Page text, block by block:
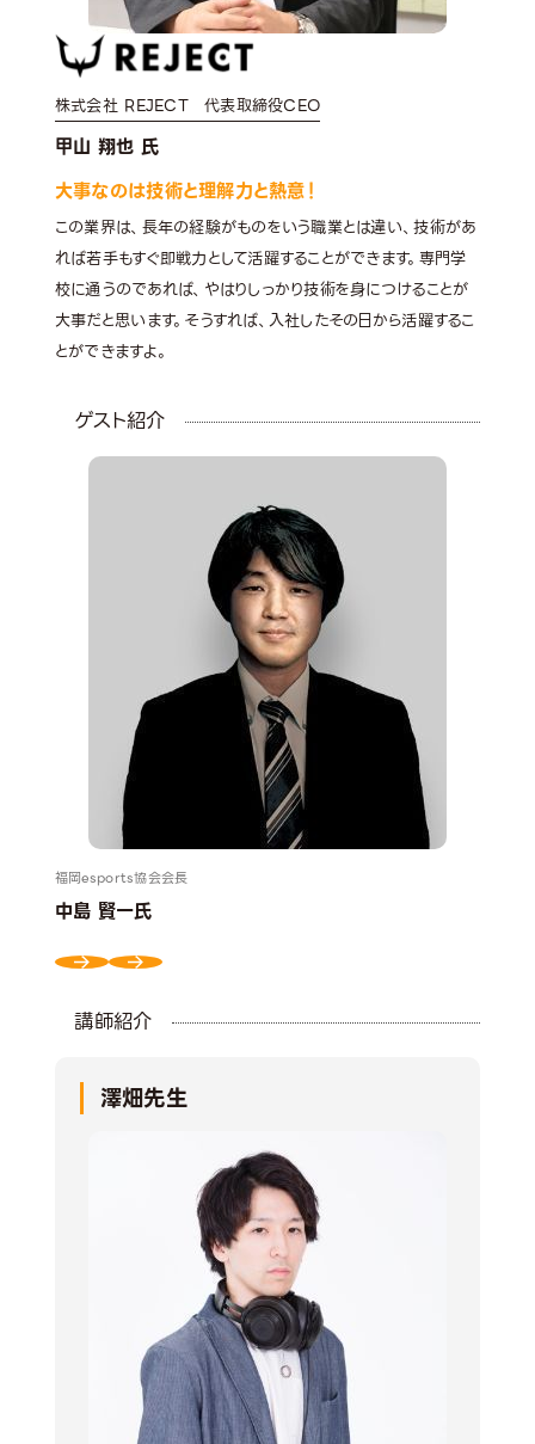
株式会社 REJECT 代表取締役CEO
甲山 翔也 氏
大事なのは技術と理解力と熱意！
この業界は、長年の経験がものをいう職業とは違い、技術があ
れば若手もすぐ即戦力として活躍することができます。専門学
校に通うのであれば、やはりしっかり技術を身につけることが
大事だと思います。そうすれば、入社したその日から活躍するこ
とができますよ。
ゲスト紹介
福岡esports協会会長
中島 賢一氏
講師紹介
澤畑先生